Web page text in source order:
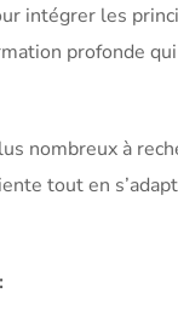
intégrer les
profonde
nombreux à
tout en